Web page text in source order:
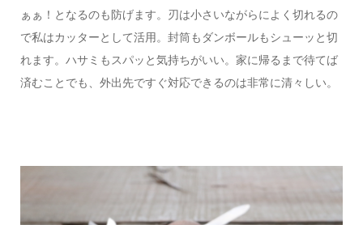
ぁぁ！となるのも防げます。刃は小さいながらによく切れるの
で私はカッターとして活用。封筒もダンボールもシューッと切
れます。ハサミもスパッと気持ちがいい。家に帰るまで待てば
済むことでも、外出先ですぐ対応できるのは非常に清々しい。